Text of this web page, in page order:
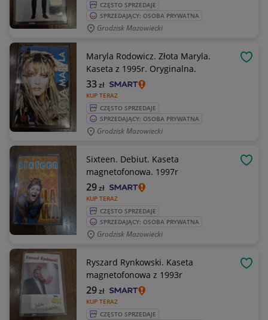
CZĘSTO SPRZEDAJE
SPRZEDAJĄCY: OSOBA PRYWATNA
Grodzisk Mazowiecki
Maryla Rodowicz. Złota Maryla.
Kaseta z 1995r. Oryginalna.
KUP TERAZ
33zł
CZĘSTO SPRZEDAJE
SPRZEDAJĄCY: OSOBA PRYWATNA
Grodzisk Mazowiecki
Sixteen. Debiut. Kaseta
magnetofonowa. 1997r
KUP TERAZ
29zł
CZĘSTO SPRZEDAJE
SPRZEDAJĄCY: OSOBA PRYWATNA
Grodzisk Mazowiecki
Ryszard Rynkowski. Kaseta
magnetofonowa z 1993r
KUP TERAZ
29zł
CZĘSTO SPRZEDAJE